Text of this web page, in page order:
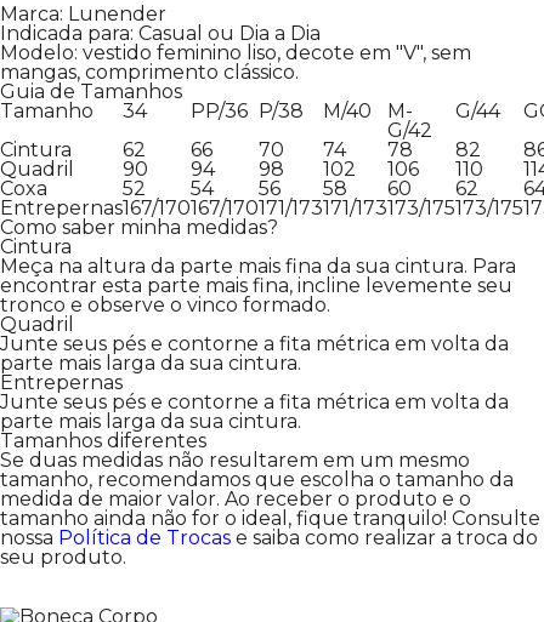
Marca: Lunender
Indicada para: Casual ou Dia a Dia
Modelo: vestido feminino liso, decote em "V", sem
mangas, comprimento clássico.
Guia de Tamanhos
Tamanho
34 PP/36 P/38 M/40
M-
G/42
G/44
Cintura
62 66 70 74 78 82
Quadril
90 94 98 102 106 110
Coxa
52 54 56 58 60 62
Entrepernas167/170167/170171/173171/173173/175173/175
Como saber minha medidas?
Cintura
Meça na altura da parte mais fina da sua cintura. Para
encontrar esta parte mais fina, incline levemente seu
tronco e observe o vinco formado.
Quadril
Junte seus pés e contorne a fita métrica em volta da
parte mais larga da sua cintura.
Entrepernas
Junte seus pés e contorne a fita métrica em volta da
parte mais larga da sua cintura.
Tamanhos diferentes
Se duas medidas não resultarem em um mesmo
tamanho, recomendamos que escolha o tamanho da
medida de maior valor. Ao receber o produto e o
tamanho ainda não for o ideal, fique tranquilo! Consulte
nossa Política de Trocas e saiba como realizar a troca do
seu produto.